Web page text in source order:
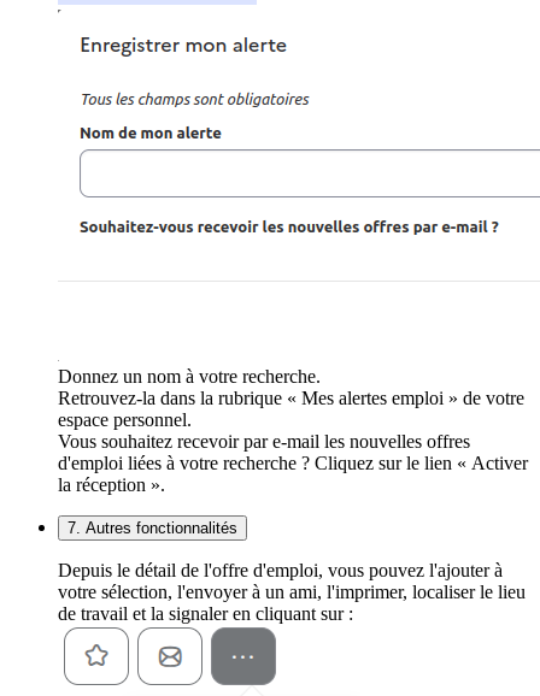
Donnez un nom à votre recherche.
Retrouvez-la dans la rubrique « Mes alertes emploi » de votre
espace personnel.
Vous souhaitez recevoir par e-mail les nouvelles offres
d'emploi liées à votre recherche ? Cliquez sur le lien « Activer
la réception ».
7. Autres fonctionnalités
Depuis le détail de l'offre d'emploi, vous pouvez l'ajouter à
votre sélection, l'envoyer à un ami, l'imprimer, localiser le lieu
de travail et la signaler en cliquant sur :